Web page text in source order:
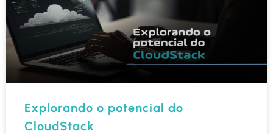
Explorando o potencial do
CloudStack